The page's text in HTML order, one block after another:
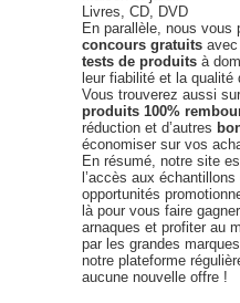
Livres, CD, DVD
En parallèle, nous vous
concours gratuits
tests de produits à
leur fiabilité et la qualité
Vous trouverez aussi
produits 100%
réduction et d’autres
économiser sur vos
En résumé, notre site
l’accès aux
opportunités
là pour vous faire
arnaques et profiter au
par les grandes
notre plateforme
aucune nouvelle offre !